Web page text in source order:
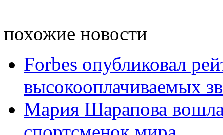
похожие новости
Forbes опубликовал
высокооплачиваемых
Мария Шарапова